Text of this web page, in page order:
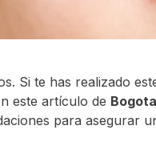
Si te has realizado
este artículo de
para asegurar